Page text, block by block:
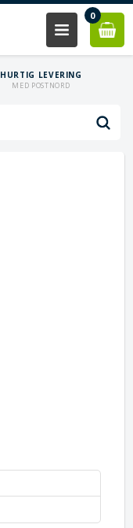
0
HURTIG LEVERING
MED POSTNORD